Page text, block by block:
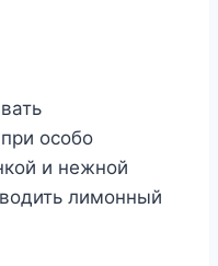
особо
и нежной
лимонный